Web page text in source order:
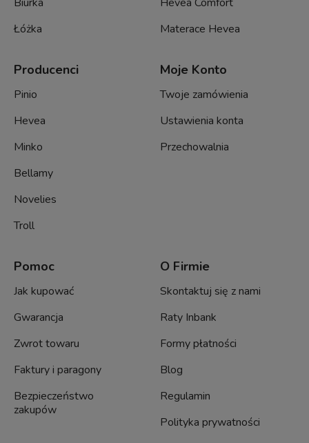
Łóżka
Materace Hevea
Producenci
Pinio
Hevea
Minko
Bellamy
Novelies
Troll
Moje Konto
Twoje zamówienia
Ustawienia konta
Przechowalnia
Pomoc
Jak kupować
Gwarancja
Zwrot towaru
Faktury i paragony
Bezpieczeństwo
zakupów
O Firmie
Skontaktuj się z nami
Raty Inbank
Formy płatności
Blog
Regulamin
Polityka prywatności